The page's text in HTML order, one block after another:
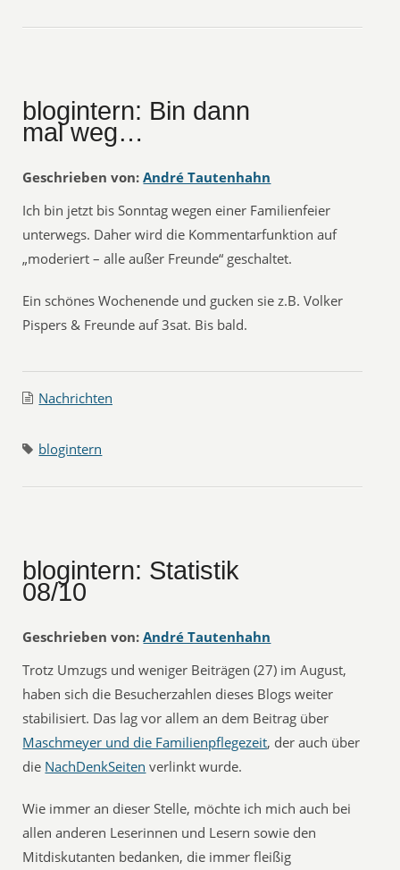
blogintern: Bin dann
mal weg…
Geschrieben von: André Tautenhahn
Ich bin jetzt bis Sonntag wegen einer Familienfeier
unterwegs. Daher wird die Kommentarfunktion auf
„moderiert – alle außer Freunde“ geschaltet.
Ein schönes Wochenende und gucken sie z.B. Volker
Pispers & Freunde auf 3sat. Bis bald.
Nachrichten
blogintern
blogintern: Statistik
08/10
Geschrieben von: André Tautenhahn
Trotz Umzugs und weniger Beiträgen (27) im August,
haben sich die Besucherzahlen dieses Blogs weiter
stabilisiert. Das lag vor allem an dem Beitrag über
Maschmeyer und die Familienpflegezeit, der auch über
die NachDenkSeiten verlinkt wurde.
Wie immer an dieser Stelle, möchte ich mich auch bei
allen anderen Leserinnen und Lesern sowie den
Mitdiskutanten bedanken, die immer fleißig